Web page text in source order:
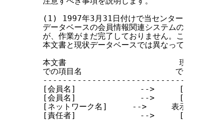
(1) 1997年3月31日付けで当センターは社団法
データベースの会員情報関連システムの改定作業
が、作業がまだ完了しておりません。このため、
   本文書と現状データベースでは異なっています。
本文書                       現状のデー
での項目名                   での表示項
   [会員名]             -->     [会員名]
[会員名]             -->     [運用組織
[ネットワーク名]     -->     表示されず（
[責任者]             -->     [運用責任